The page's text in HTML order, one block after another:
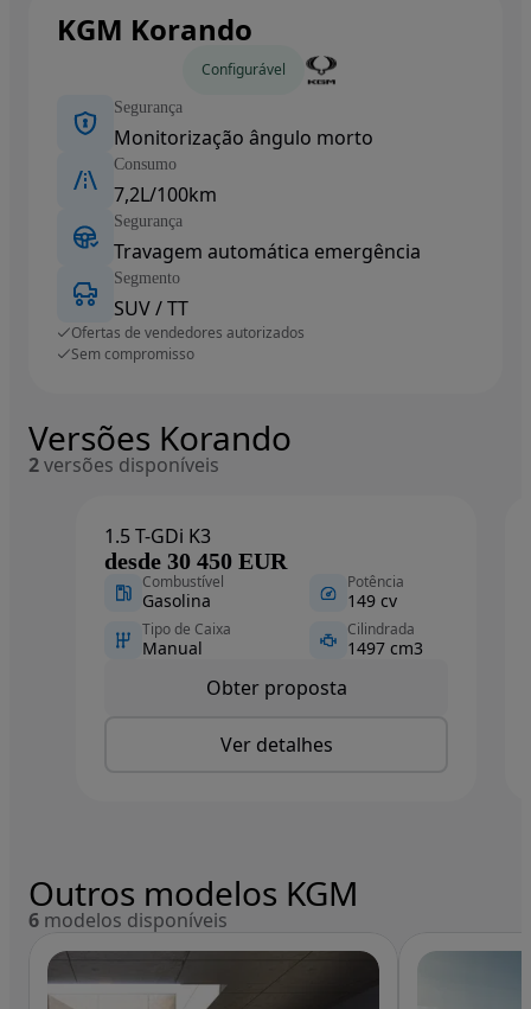
KGM Korando
Configurável
Segurança
Monitorização ângulo morto
Consumo
7,2L/100km
Segurança
Travagem automática emergência
Segmento
SUV / TT
Ofertas de vendedores autorizados
Sem compromisso
Versões Korando
2versões disponíveis
1.5 T-GDi K3
desde 30 450 EUR
Combustível
Gasolina
Potência
149 cv
Tipo de Caixa
Manual
Cilindrada
1497 cm3
Obter proposta
Ver detalhes
Outros modelos KGM
6 modelos disponíveis